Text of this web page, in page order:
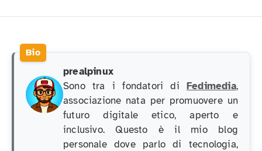
prealpinux
Sono tra i fondatori di Fedimedia,
associazione nata per promuovere un
futuro digitale etico, aperto e
inclusivo. Questo è il mio blog
personale dove parlo di tecnologia,